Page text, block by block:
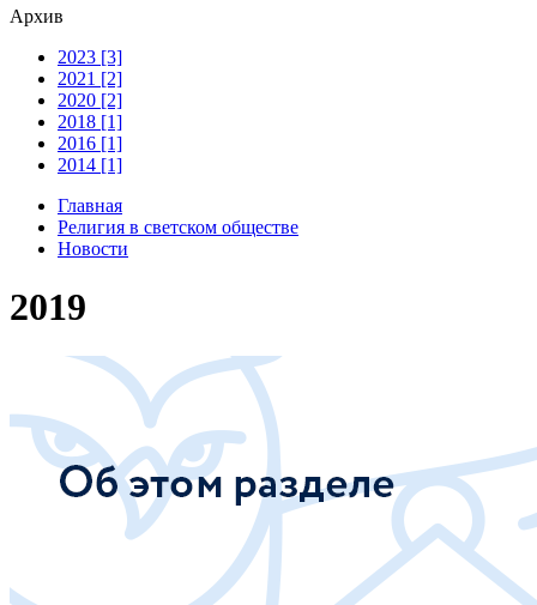
Архив
2023 [3]
2021 [2]
2020 [2]
2018 [1]
2016 [1]
2014 [1]
Главная
Религия в светском обществе
Новости
2019